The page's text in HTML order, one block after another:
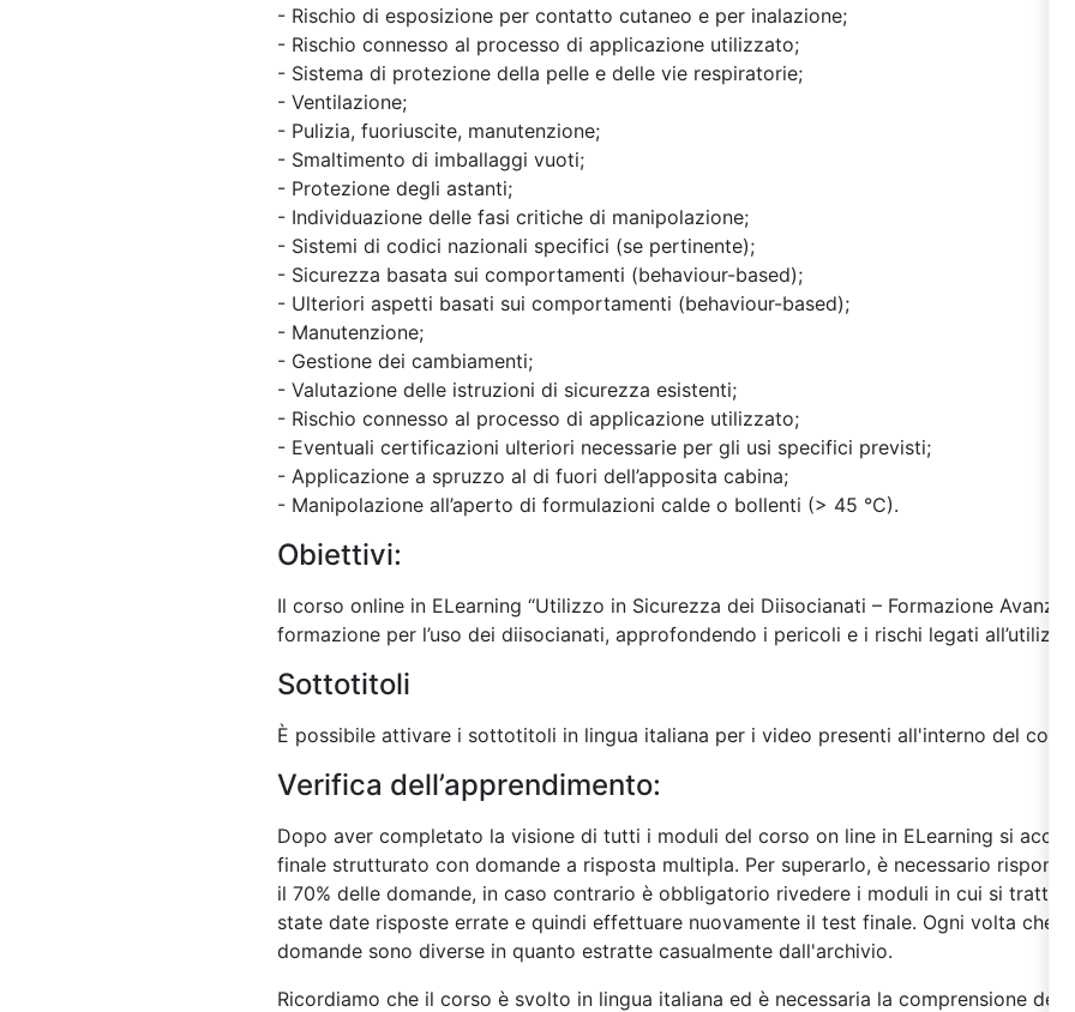
- Rischio di esposizione per contatto cutaneo e per inalazione;
- Rischio connesso al processo di applicazione utilizzato;
- Sistema di protezione della pelle e delle vie respiratorie;
- Ventilazione;
- Pulizia, fuoriuscite, manutenzione;
- Smaltimento di imballaggi vuoti;
- Protezione degli astanti;
- Individuazione delle fasi critiche di manipolazione;
- Sistemi di codici nazionali specifici (se pertinente);
- Sicurezza basata sui comportamenti (behaviour-based);
- Ulteriori aspetti basati sui comportamenti (behaviour-based);
- Manutenzione;
- Gestione dei cambiamenti;
- Valutazione delle istruzioni di sicurezza esistenti;
- Rischio connesso al processo di applicazione utilizzato;
- Eventuali certificazioni ulteriori necessarie per gli usi specifici previsti;
- Applicazione a spruzzo al di fuori dell’apposita cabina;
- Manipolazione all’aperto di formulazioni calde o bollenti (> 45 °C).
Obiettivi:
Il corso online in ELearning “Utilizzo in Sicurezza dei Diisocianati – Formazione
formazione per l’uso dei diisocianati, approfondendo i pericoli e i rischi legati
Sottotitoli
È possibile attivare i sottotitoli in lingua italiana per i video presenti all'interno del corso.
Verifica dell’apprendimento:
Dopo aver completato la visione di tutti i moduli del corso on line in ELearning si
finale strutturato con domande a risposta multipla. Per superarlo, è necessario
il 70% delle domande, in caso contrario è obbligatorio rivedere i moduli in cui si
state date risposte errate e quindi effettuare nuovamente il test finale. Ogni volta che
domande sono diverse in quanto estratte casualmente dall'archivio.
Ricordiamo che il corso è svolto in lingua italiana ed è necessaria la comprensione